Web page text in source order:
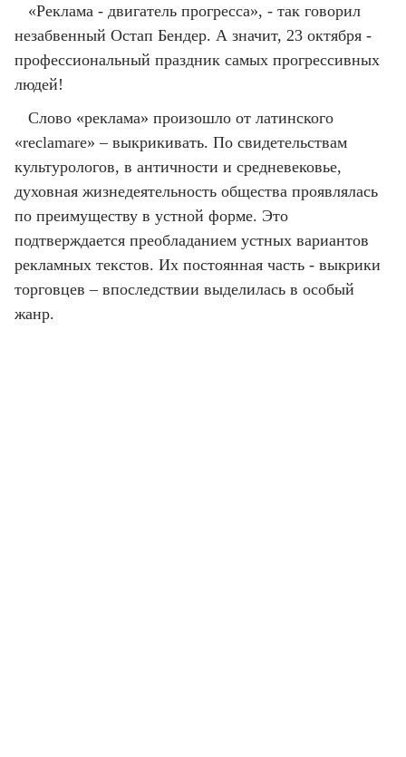
«Реклама - двигатель прогресса», - так говорил
незабвенный Остап Бендер. А значит, 23 октября -
профессиональный праздник самых прогрессивных
людей!
Слово «реклама» произошло от латинского
«reclamare» – выкрикивать. По свидетельствам
культурологов, в античности и средневековье,
духовная жизнедеятельность общества проявлялась
по преимуществу в устной форме. Это
подтверждается преобладанием устных вариантов
рекламных текстов. Их постоянная часть - выкрики
торговцев – впоследствии выделилась в особый
жанр.